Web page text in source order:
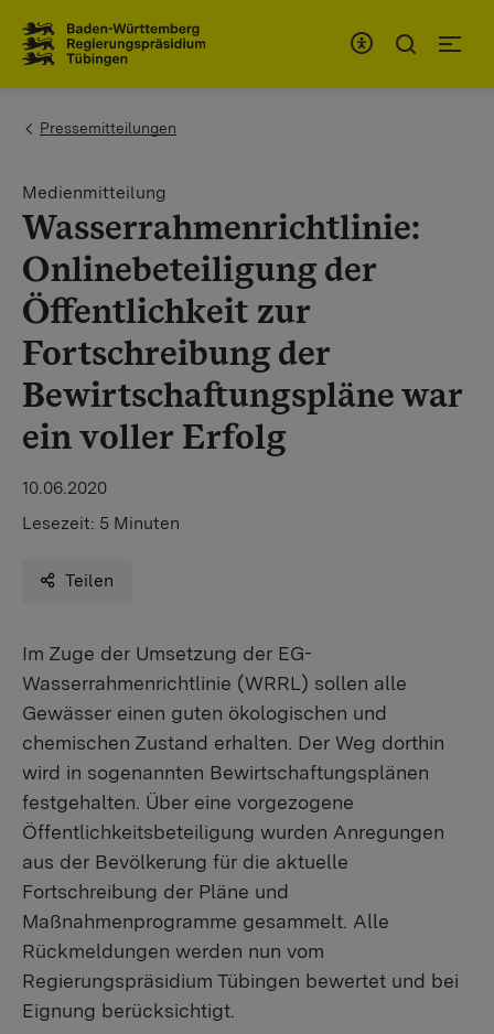
You are here:
Pressemitteilungen
Medienmitteilung
Wasserrahmenrichtlinie:
Onlinebeteiligung der
Öffentlichkeit zur
Fortschreibung der
Bewirtschaftungspläne war
ein voller Erfolg
10.06.2020
Lesezeit: 5 Minuten
Teilen
Im Zuge der Umsetzung der EG-
Wasserrahmenrichtlinie (WRRL) sollen alle
Gewässer einen guten ökologischen und
chemischen Zustand erhalten. Der Weg dorthin
wird in sogenannten Bewirtschaftungsplänen
festgehalten. Über eine vorgezogene
Öffentlichkeitsbeteiligung wurden Anregungen
aus der Bevölkerung für die aktuelle
Fortschreibung der Pläne und
Maßnahmenprogramme gesammelt. Alle
Rückmeldungen werden nun vom
Regierungspräsidium Tübingen bewertet und bei
Eignung berücksichtigt.